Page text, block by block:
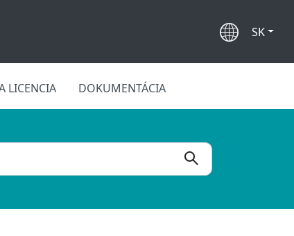
SK
LICENCIA DOKUMENTÁCIA